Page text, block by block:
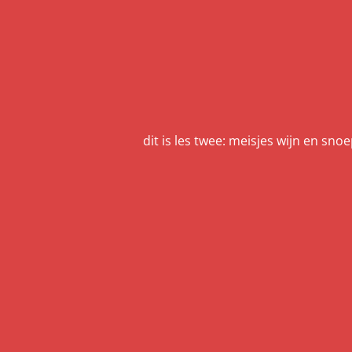
dit is les twee: meisjes wijn en